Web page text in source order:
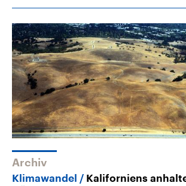
Archiv
Klimawandel
Kaliforniens